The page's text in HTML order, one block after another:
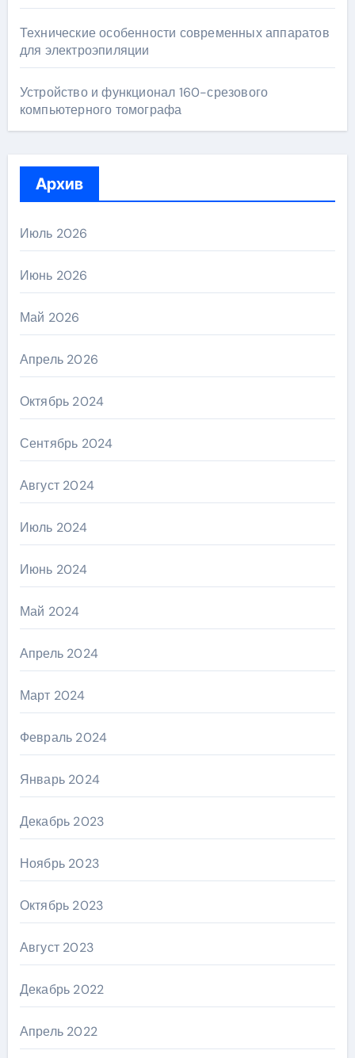
Технические особенности современных аппаратов
для электроэпиляции
Устройство и функционал 160-срезового
компьютерного томографа
Архив
Июль 2026
Июнь 2026
Май 2026
Апрель 2026
Октябрь 2024
Сентябрь 2024
Август 2024
Июль 2024
Июнь 2024
Май 2024
Апрель 2024
Март 2024
Февраль 2024
Январь 2024
Декабрь 2023
Ноябрь 2023
Октябрь 2023
Август 2023
Декабрь 2022
Апрель 2022